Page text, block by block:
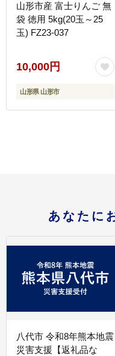
山形市産 富士りんご 無
袋 徳用 5kg(20玉～25
玉) FZ23-037
10,000円
山形県 山形市
あなたに
八代市 令和8年熊本地震
災害支援【返礼品な